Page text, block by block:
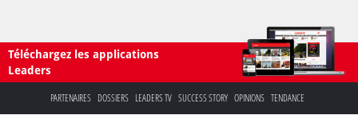
Téléchargez les applications
Leaders
PARTENAIRES DOSSIERS LEADERS TV SUCCESS STORY OPINIONS TENDANCE